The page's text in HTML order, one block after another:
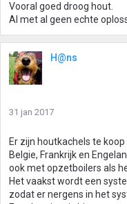
Vooral goed droog hout.
Al met al geen echte
H@ns
31 jan 2017
Er zijn houtkachels te
Belgie, Frankrijk en
ook met opzetboilers als
Het vaakst wordt een
zodat er nergens in het